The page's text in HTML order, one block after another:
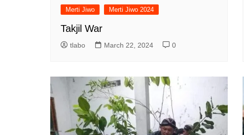
Merti Jiwo Merti Jiwo 2024
Takjil War
tlabo March 22, 2024 0